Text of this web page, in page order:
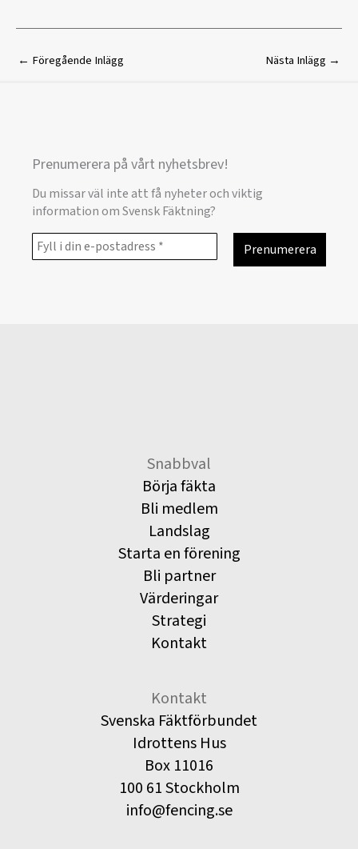
← Föregående Inlägg Nästa Inlägg →
Prenumerera på vårt nyhetsbrev!
Du missar väl inte att få nyheter och viktig
information om Svensk Fäktning?
Snabbval
Börja fäkta
Bli medlem
Landslag
Starta en förening
Bli partner
Värderingar
Strategi
Kontakt
Kontakt
Svenska Fäktförbundet
Idrottens Hus
Box 11016
100 61 Stockholm
info@fencing.se